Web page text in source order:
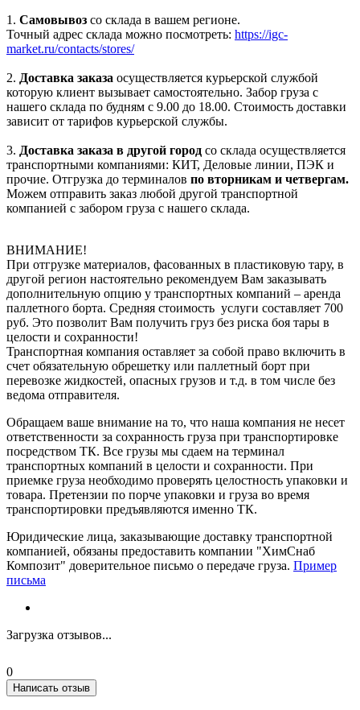
1. Самовывоз со склада в вашем регионе.
Точный адрес склада можно посмотреть: https://igc-
market.ru/contacts/stores/
2. Доставка заказа осуществляется курьерской службой
которую клиент вызывает самостоятельно. Забор груза с
нашего склада по будням с 9.00 до 18.00. Стоимость доставки
зависит от тарифов курьерской службы.
3. Доставка заказа в другой город со склада осуществляется
транспортными компаниями: КИТ, Деловые линии, ПЭК и
прочие. Отгрузка до терминалов по вторникам и четвергам.
Можем отправить заказ любой другой транспортной
компанией с забором груза с нашего склада.
ВНИМАНИЕ!
При отгрузке материалов, фасованных в пластиковую тару, в
другой регион настоятельно рекомендуем Вам заказывать
дополнительную опцию у транспортных компаний – аренда
паллетного борта. Средняя стоимость услуги составляет 700
руб. Это позволит Вам получить груз без риска боя тары в
целости и сохранности!
Транспортная компания оставляет за собой право включить в
счет обязательную обрешетку или паллетный борт при
перевозке жидкостей, опасных грузов и т.д. в том числе без
ведома отправителя.
Обращаем ваше внимание на то, что наша компания не несет
ответственности за сохранность груза при транспортировке
посредством ТК. Все грузы мы сдаем на терминал
транспортных компаний в целости и сохранности. При
приемке груза необходимо проверять целостность упаковки и
товара. Претензии по порче упаковки и груза во время
транспортировки предъявляются именно ТК.
Юридические лица, заказывающие доставку транспортной
компанией, обязаны предоставить компании "ХимСнаб
Композит" доверительное письмо о передаче груза. Пример
письма
Загрузка отзывов...
0
Написать отзыв